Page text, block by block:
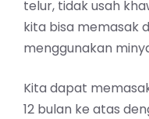
telur, tidak usah
kita bisa memasak
menggunakan
Kita dapat
12 bulan ke atas